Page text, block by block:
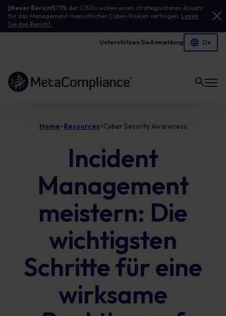
[Neuer Bericht]79% der CISOs wollen einen strategischeren Ansatz
für das Management menschlicher Cyber-Risiken verfolgen. Lesen
Sie den Bericht.
Unterstützen SieAnmeldung
Link zur Homepage
Home>Resources>Cyber Security Awareness
Incident
Management
meistern: Die
wichtigsten
Schritte für eine
wirksame